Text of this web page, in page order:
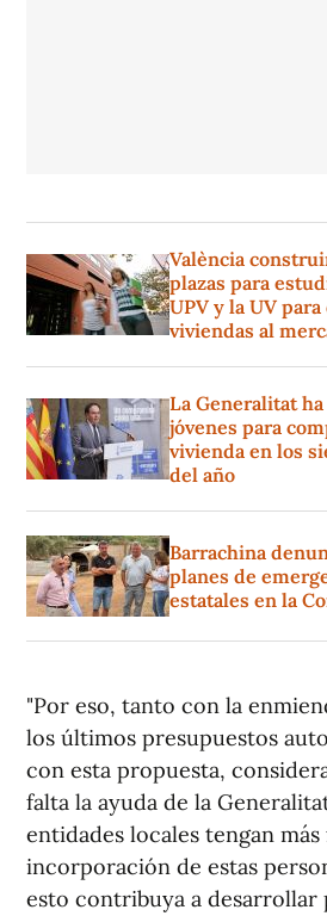
València
plazas para
UPV y la UV
viviendas al
La Generalitat ha
jóvenes para
vivienda en los
del año
Barrachina
planes de
estatales en la
"Por eso, tanto con la
los últimos presupuestos
con esta propuesta,
falta la ayuda de la
entidades locales tengan más
incorporación de estas
esto contribuya a desarrollar